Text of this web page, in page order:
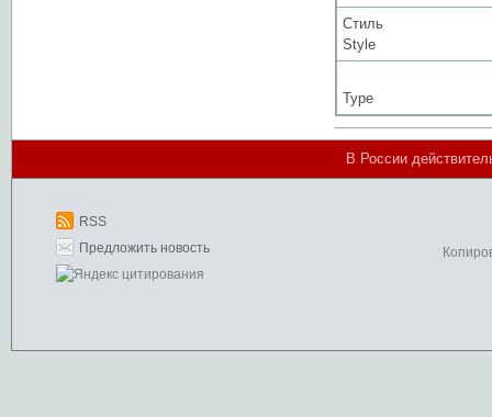
Стиль
Style
Type
В России
RSS
Предложить новость